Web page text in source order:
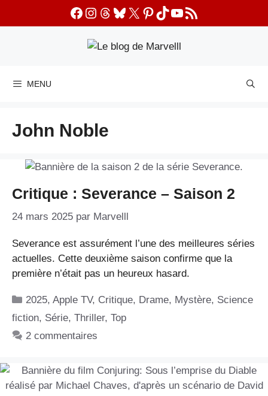
Facebook
Instagram
Threads
Bluesky
X Pinterest
TikTok
YouTube
Flux RSS
MENU
John Noble
Critique : Severance – Saison 2
24 mars 2025 par Marvelll
Severance est assurément l’une des meilleures séries
actuelles. Cette deuxième saison confirme que la
première n’était pas un heureux hasard.
Catégories
2025,Apple TV, Critique, Drame, Mystère, Science
fiction, Série, Thriller, Top
2 commentaires